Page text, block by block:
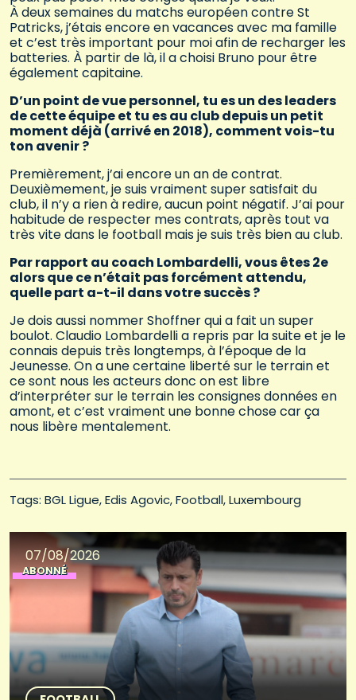
À deux semaines du matchs européen contre St
Patricks, j’étais encore en vacances avec ma famille
et c’est très important pour moi afin de recharger les
batteries. À partir de là, il a choisi Bruno pour être
également capitaine.
D’un point de vue personnel, tu es un des leaders
de cette équipe et tu es au club depuis un petit
moment déjà (arrivé en 2018), comment vois-tu
ton avenir ?
Premièrement, j’ai encore un an de contrat.
Deuxièmement, je suis vraiment super satisfait du
club, il n’y a rien à redire, aucun point négatif. J’ai pour
habitude de respecter mes contrats, après tout va
très vite dans le football mais je suis très bien au club.
Par rapport au coach Lombardelli, vous êtes 2e
alors que ce n’était pas forcément attendu,
quelle part a-t-il dans votre succès ?
Je dois aussi nommer Shoffner qui a fait un super
boulot. Claudio Lombardelli a repris par la suite et je le
connais depuis très longtemps, à l’époque de la
Jeunesse. On a une certaine liberté sur le terrain et
ce sont nous les acteurs donc on est libre
d’interpréter sur le terrain les consignes données en
amont, et c’est vraiment une bonne chose car ça
nous libère mentalement.
Tags: BGL Ligue Edis Agovic Football Luxembourg
07/08/2026
ABONNÉ